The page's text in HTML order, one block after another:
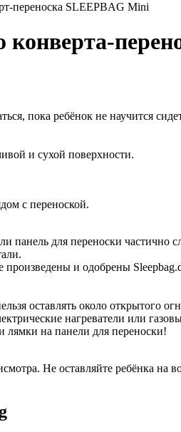
переноска SLEEPBAG Mini
конверта-
пока ребёнок не научится
и сухой поверхности.
с переноской.
панель для переноски частично
произведены и одобрены
оставлять около открытого
нагреватели или
лямки на панели для переноски!
Не оставляйте ребёнка на